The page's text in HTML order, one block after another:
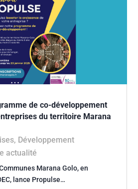
de co-développement
du territoire Marana
, Développement
actualité
Marana Golo, en
lance Propulse…